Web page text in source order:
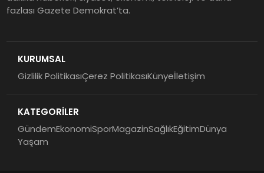
fazlası Gazete Demokrat’ta.
KURUMSAL
Gizlilik PolitikasıÇerez PolitikasıKünyeİletişim
KATEGORİLER
GündemEkonomiSporMagazinSağlıkEğitimDünya
Yaşam